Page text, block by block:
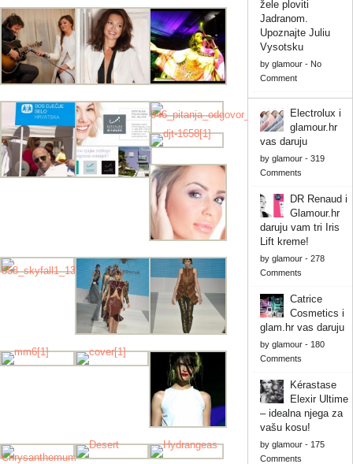
žele ploviti
Jadranom.
Upoznajte Juliu
Vysotsku
by glamour- No
Comment
Electrolux i
glamour.hr
vas daruju
by glamour- 319
Comments
DR Renaud i
Glamour.hr
daruju vam tri Iris
Lift kreme!
by glamour- 278
Comments
Catrice
Cosmetics i
glam.hr vas daruju
by glamour- 180
Comments
Kérastase
Elexir Ultime
– idealna njega za
vašu kosu!
by glamour- 175
Comments